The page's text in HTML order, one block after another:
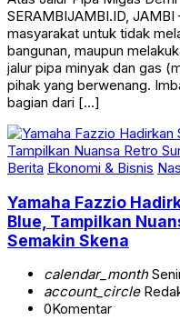
masyarakat untuk tidak
bangunan, maupun
jalur pipa minyak dan gas
pihak yang berwenang.
bagian dari […]
Berita Ekonomi & Bisnis
Blue, Tampilkan
Semakin Skena
account_circle
0Komentar